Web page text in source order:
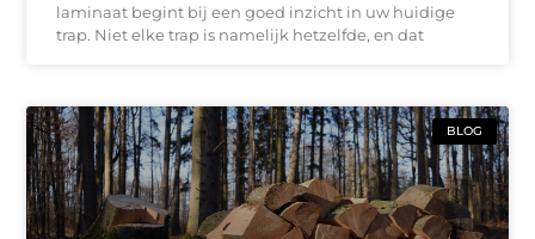
laminaat begint bij een goed inzicht in uw huidige
trap. Niet elke trap is namelijk hetzelfde, en dat
BLOG